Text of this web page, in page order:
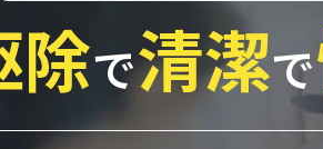
除で清潔で